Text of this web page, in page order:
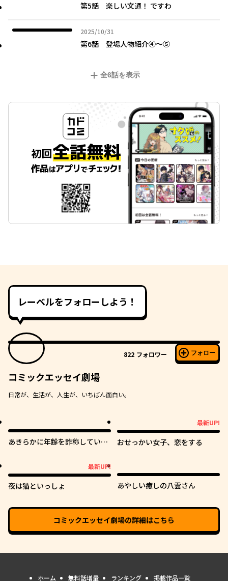
第5話 楽しい文通！ ですわ
2025/10/31
2025年10月31日
第6話 登場人物紹介④～⑤
全6話を表示
レーベルをフォローしよう！
822 フォロワー フォロー
コミックエッセイ劇場
日常が、生活が、人生が、いちばん面白い。
あきらかに年齢を詐称している
最新UP!
おせっかい女子、恋をする
最新UP!
夜は猫といっしょ あやしい癒しの八雲さん
コミックエッセイ劇場の詳細はこちら
ホーム 無料話増量 ランキング 掲載作品一覧